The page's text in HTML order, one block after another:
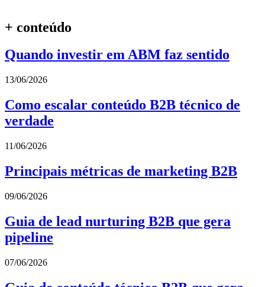
+ conteúdo
Quando investir em ABM faz sentido
13/06/2026
Como escalar conteúdo B2B técnico de
verdade
11/06/2026
Principais métricas de marketing B2B
09/06/2026
Guia de lead nurturing B2B que gera
pipeline
07/06/2026